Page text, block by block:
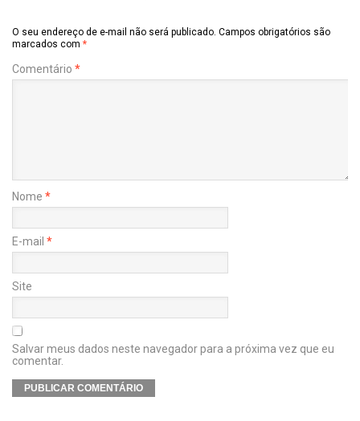
O seu endereço de e-mail não será publicado. Campos obrigatórios são
marcados com *
Comentário *
Nome *
E-mail *
Site
Salvar meus dados neste navegador para a próxima vez que eu
comentar.